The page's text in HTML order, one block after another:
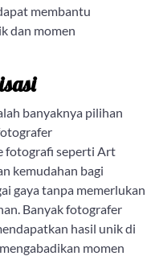
membantu
dan momen
banyaknya pilihan
fotografi seperti Art
kemudahan bagi
gaya tanpa memerlukan
Banyak fotografer
hasil unik di
momen